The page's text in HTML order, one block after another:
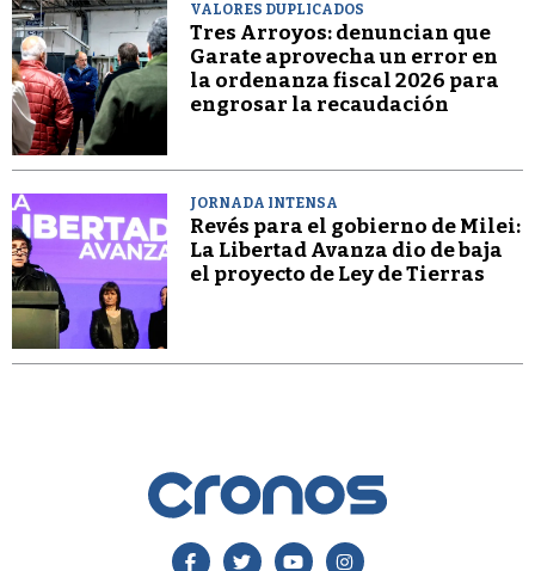
VALORES DUPLICADOS
Tres Arroyos: denuncian que
Garate aprovecha un error en
la ordenanza fiscal 2026 para
engrosar la recaudación
JORNADA INTENSA
Revés para el gobierno de Milei:
La Libertad Avanza dio de baja
el proyecto de Ley de Tierras